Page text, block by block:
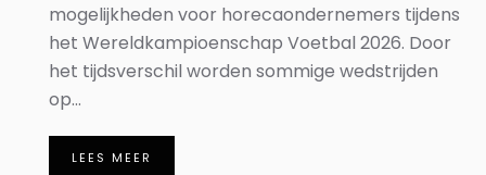
mogelijkheden voor horecaondernemers tijdens
het Wereldkampioenschap Voetbal 2026. Door
het tijdsverschil worden sommige wedstrijden
op...
LEES MEER